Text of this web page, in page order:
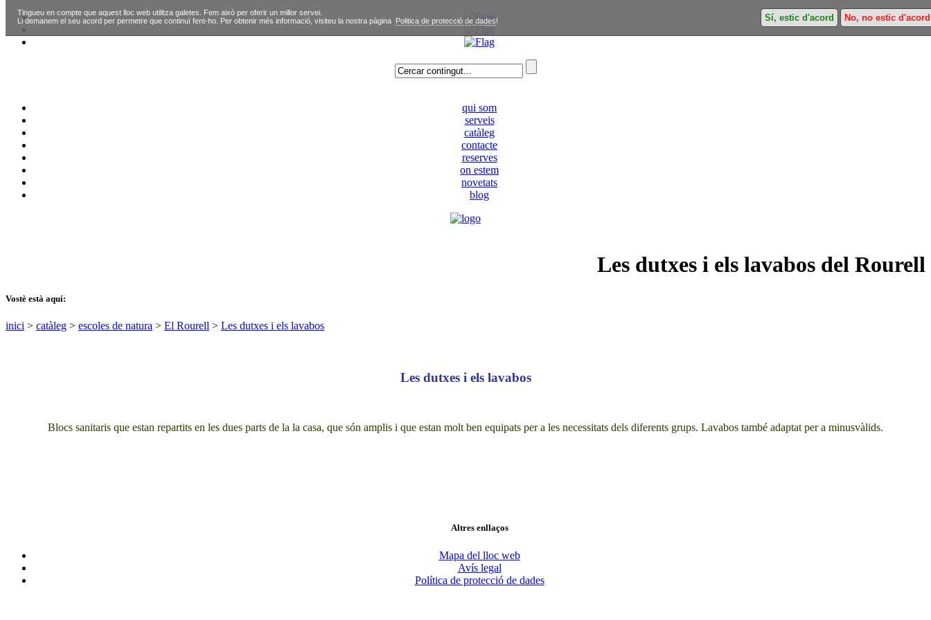
Tingueu en compte que aquest lloc web utilitza galetes. Fem això per oferir un millor servei.
Li demanem el seu acord per permetre que continuï fent-ho. Per obtenir més informació, visiteu la nostra pàgina Politica de protecció de dades! Sí, estic d'acord No, no estic d'acord
qui som
serveis
catàleg
contacte
reserves
on estem
novetats
blog
Les dutxes i els lavabos del Rourell
Vostè està aquí:
inici > catàleg > escoles de natura > El Rourell > Les dutxes i els lavabos
Les dutxes i els lavabos
Blocs sanitaris que estan repartits en les dues parts de la la casa, que són amplis i que estan molt ben equipats per a les necessitats dels diferents grups. Lavabos també adaptat per a minusvàlids.
Altres enllaços
Mapa del lloc web
Avís legal
Política de protecció de dades